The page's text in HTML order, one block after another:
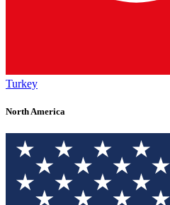
Turkey
North America